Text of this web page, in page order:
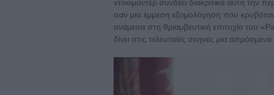
ντοκιμαντέρ συνδέει διακριτικά αυτή την
σαν μια έμμεση εξομολόγηση που
ανάμεσα στη θριαμβευτική επιτυχία του
δίνει στις τελευταίες σκηνές μια